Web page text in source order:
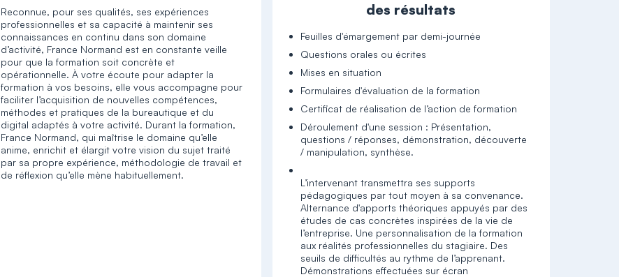
Reconnue, pour ses qualités, ses expériences
professionnelles et sa capacité à maintenir ses
connaissances en continu dans son domaine
d’activité, France Normand est en constante veille
pour que la formation soit concrète et
opérationnelle. À votre écoute pour adapter la
formation à vos besoins, elle vous accompagne pour
faciliter l’acquisition de nouvelles compétences,
méthodes et pratiques de la bureautique et du
digital adaptés à votre activité. Durant la formation,
France Normand, qui maîtrise le domaine qu’elle
anime, enrichit et élargit votre vision du sujet traité
par sa propre expérience, méthodologie de travail et
de réflexion qu’elle mène habituellement.
des résultats
Feuilles d'émargement par demi-journée
Questions orales ou écrites
Mises en situation
Formulaires d'évaluation de la formation
Certificat de réalisation de l’action de formation
Déroulement d'une session : Présentation,
questions / réponses, démonstration, découverte
/ manipulation, synthèse.
L’intervenant transmettra ses supports
pédagogiques par tout moyen à sa convenance.
Alternance d'apports théoriques appuyés par des
études de cas concrètes inspirées de la vie de
l’entreprise. Une personnalisation de la formation
aux réalités professionnelles du stagiaire. Des
seuils de difficultés au rythme de l’apprenant.
Démonstrations effectuées sur écran